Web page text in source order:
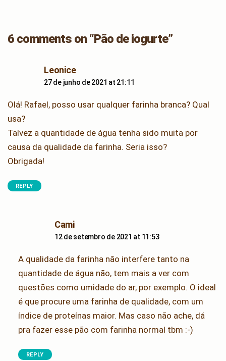
6 comments on “Pão de iogurte”
Leonicesays:
27 de junho de 2021 at 21:11
Olá! Rafael, posso usar qualquer farinha branca? Qual
usa?
Talvez a quantidade de água tenha sido muita por
causa da qualidade da farinha. Seria isso?
Obrigada!
REPLY
Camisays:
12 de setembro de 2021 at 11:53
A qualidade da farinha não interfere tanto na
quantidade de água não, tem mais a ver com
questões como umidade do ar, por exemplo. O ideal
é que procure uma farinha de qualidade, com um
índice de proteínas maior. Mas caso não ache, dá
pra fazer esse pão com farinha normal tbm :-)
REPLY